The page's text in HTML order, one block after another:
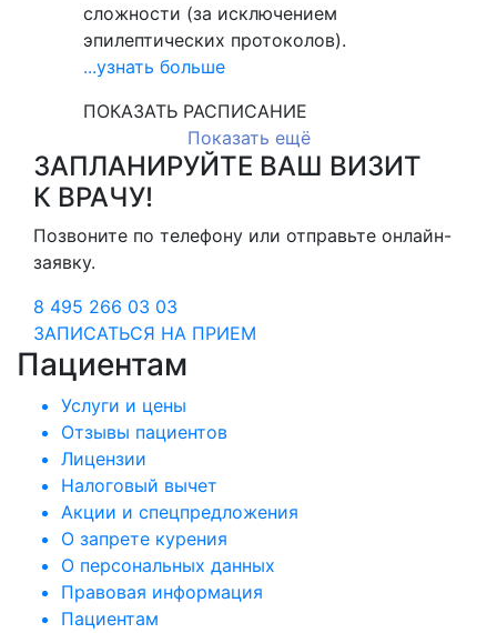
сложности (за исключением
эпилептических протоколов).
...узнать больше
ПОКАЗАТЬ РАСПИСАНИЕ
Показать ещё
ЗАПЛАНИРУЙТЕ ВАШ ВИЗИТ
К ВРАЧУ!
Позвоните по телефону или отправьте онлайн-
заявку.
8 495 266 03 03
ЗАПИСАТЬСЯ НА ПРИЕМ
Пациентам
Услуги и цены
Отзывы пациентов
Лицензии
Налоговый вычет
Акции и спецпредложения
О запрете курения
О персональных данных
Правовая информация
Пациентам